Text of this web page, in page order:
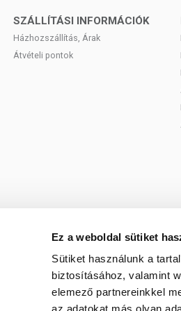
Ez a weboldal sütiket
Sütiket használunk a
biztosításához, valamint
elemező partnereinkkel
TOVÁBBI TUDNIVALÓK
Száraz, hűvös helyen tartandó.
SZÁLLÍTÁSI INFORMÁCIÓK
Házhozszállítás, Árak
Átvételi pontok